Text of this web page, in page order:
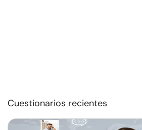
Cuestionarios recientes